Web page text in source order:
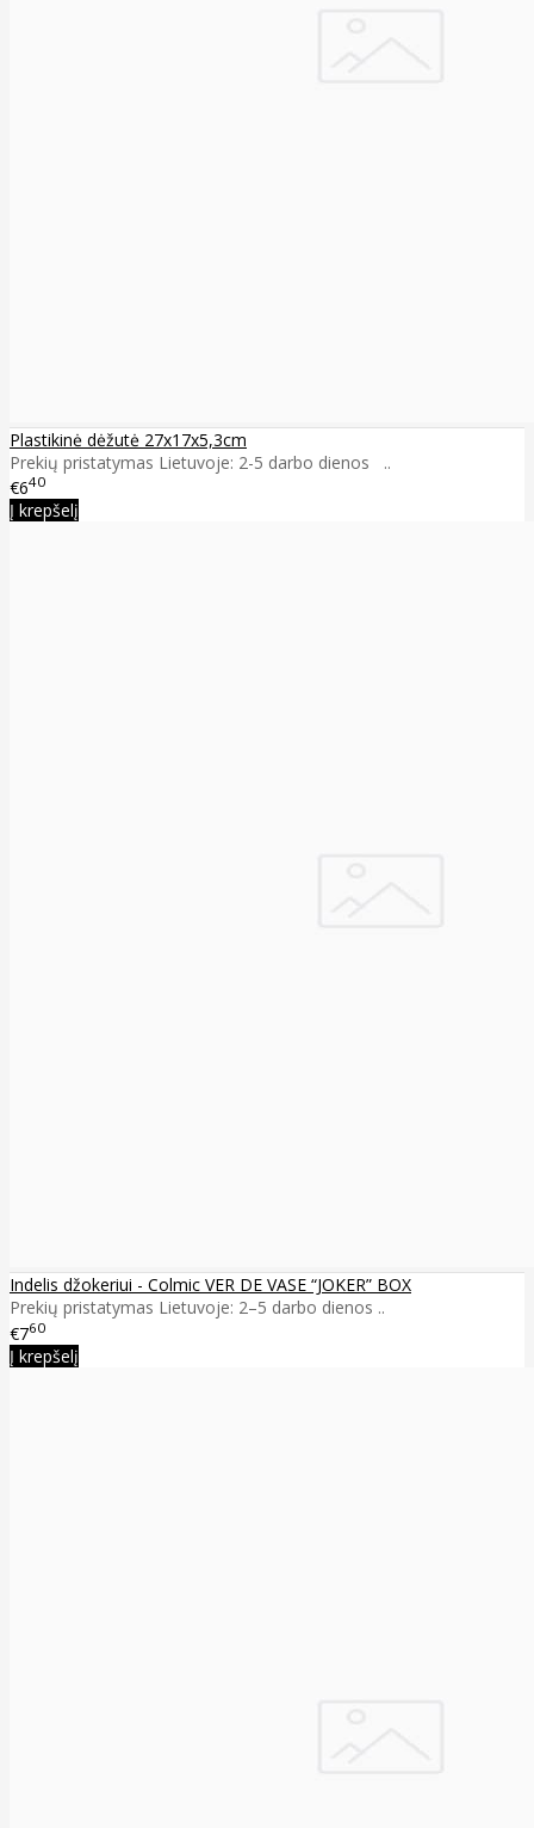
Plastikinė dėžutė 27x17x5,3cm
Prekių pristatymas Lietuvoje: 2-5 darbo dienos ..
€640
Į krepšelį
Indelis džokeriui - Colmic VER DE VASE “JOKER” BOX
Prekių pristatymas Lietuvoje: 2–5 darbo dienos ..
€760
Į krepšelį